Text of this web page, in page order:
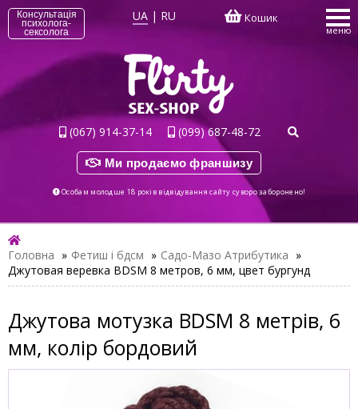
Консультація
психолога-
сексолога
UA | RU Кошик
меню
(067) 914-37-14 (099) 687-48-72
Ми продаємо франшизу
Особам молодше 18 років відвідування сайту суворо заборонено!
Головна » Фетиш і бдсм » Садо-Мазо Атрибутика »
Джутовая веревка BDSM 8 метров, 6 мм, цвет бургунд
Джутова мотузка BDSM 8 метрів, 6
мм, колір бордовий